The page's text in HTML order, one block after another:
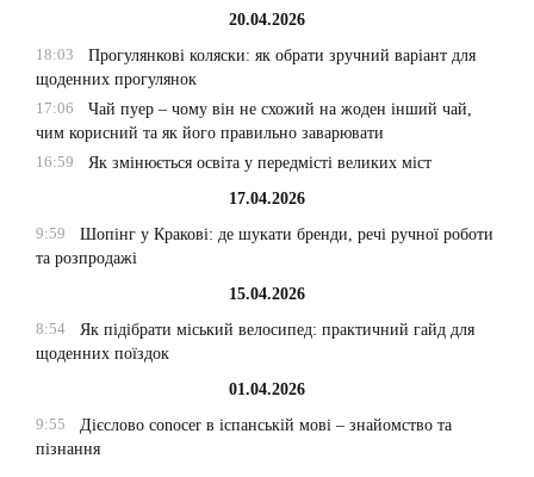
20.04.2026
18:03
Прогулянкові коляски: як обрати зручний варіант для
щоденних прогулянок
17:06
Чай пуер – чому він не схожий на жоден інший чай,
чим корисний та як його правильно заварювати
16:59
Як змінюється освіта у передмісті великих міст
17.04.2026
9:59
Шопінг у Кракові: де шукати бренди, речі ручної роботи
та розпродажі
15.04.2026
8:54
Як підібрати міський велосипед: практичний гайд для
щоденних поїздок
01.04.2026
9:55
Дієслово conocer в іспанській мові – знайомство та
пізнання